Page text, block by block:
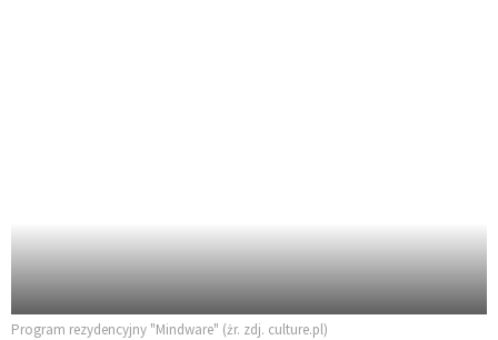
Program rezydencyjny "Mindware" (żr. zdj. culture.pl)